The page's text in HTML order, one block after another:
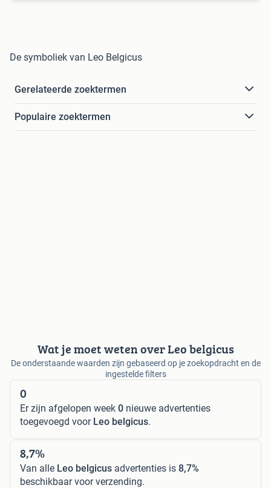
De symboliek van Leo Belgicus
Gerelateerde zoektermen
Populaire zoektermen
Wat je moet weten over Leo belgicus
De onderstaande waarden zijn gebaseerd op je zoekopdracht en de
ingestelde filters
0
Er zijn afgelopen week 0 nieuwe advertenties
toegevoegd voor Leo belgicus.
8,7%
Van alle Leo belgicus advertenties is 8,7%
beschikbaar voor verzending.